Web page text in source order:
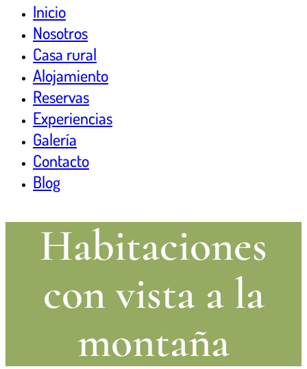
Inicio
Nosotros
Casa rural
Alojamiento
Reservas
Experiencias
Galería
Contacto
Blog
Habitaciones
con vista a la
montaña